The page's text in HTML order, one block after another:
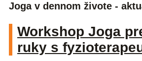
Joga v dennom živote -
Workshop Joga
ruky s